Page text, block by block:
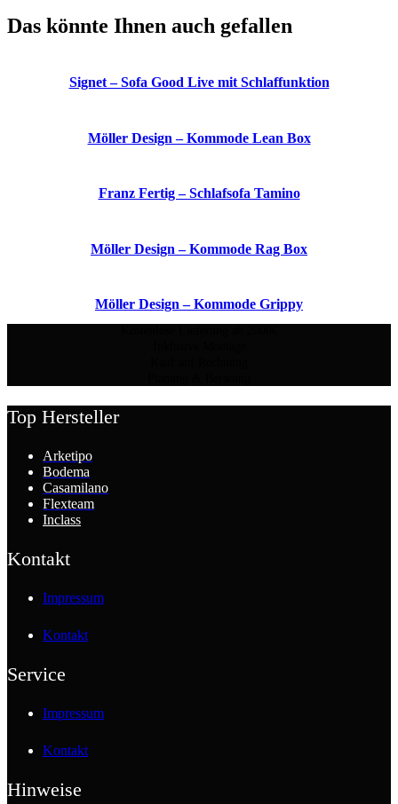
Das könnte Ihnen auch gefallen
Signet – Sofa Good Live mit Schlaffunktion
Möller Design – Kommode Lean Box
Franz Fertig – Schlafsofa Tamino
Möller Design – Kommode Rag Box
Möller Design – Kommode Grippy
Top Hersteller
Arketipo
Bodema
Casamilano
Flexteam
Inclass
Kontakt
Impressum
Kontakt
Service
Impressum
Kontakt
Hinweise